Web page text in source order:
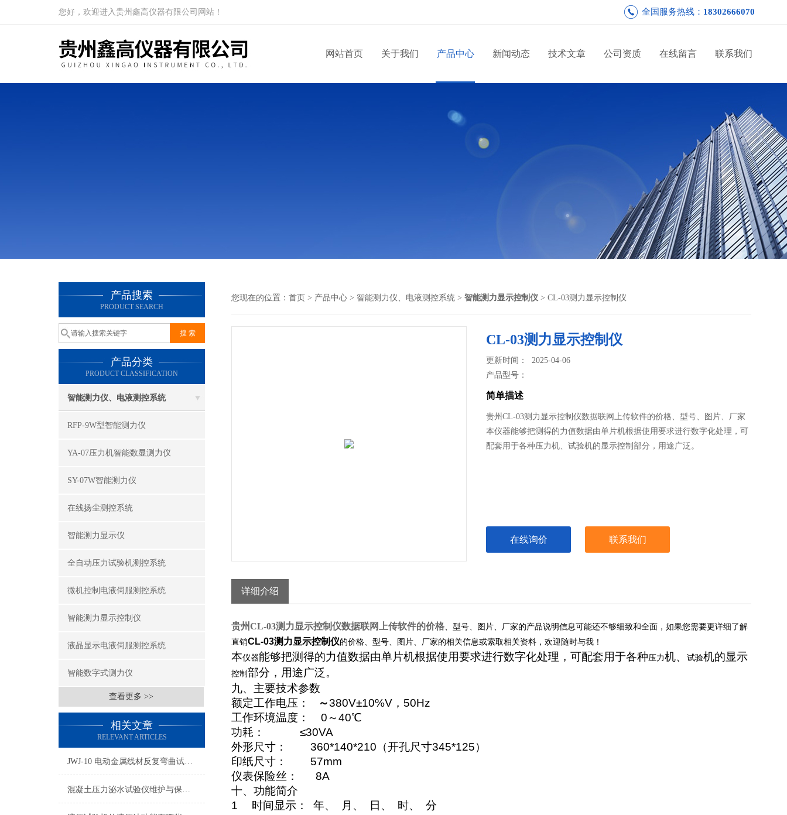
您好，欢迎进入贵州鑫高仪器有限公司网站！ 全国服务热线： 18302666070
网站首页 关于我们 产品中心 新闻动态 技术文章 公司资质 在线留言 联系我们
产品搜索
PRODUCT SEARCH
产品分类
PRODUCT CLASSIFICATION
智能测力仪、电液测控系统
RFP-9W型智能测力仪
YA-07压力机智能数显测力仪
SY-07W智能测力仪
在线扬尘测控系统
智能测力显示仪
全自动压力试验机测控系统
微机控制电液伺服测控系统
智能测力显示控制仪
液晶显示电液伺服测控系统
智能数字式测力仪
查看更多 >>
相关文章
RELEVANT ARTICLES
JWJ-10 电动金属线材反复弯曲试验机的用途
混凝土压力泌水试验仪维护与保养的方式
您现在的位置： 首页 > 产品中心 > 智能测力仪、电液测控系统 > 智能测力显示控制仪 > CL-03测力显示控制仪
CL-03测力显示控制仪
更新时间： 2025-04-06
产品型号：
简单描述
贵州CL-03测力显示控制仪数据联网上传软件的价格、型号、图片、厂家
本仪器能够把测得的力值数据由单片机根据使用要求进行数字化处理，可
配套用于各种压力机、试验机的显示控制部分，用途广泛。
在线询价 联系我们
详细介绍
贵州CL-03测力显示控制仪数据联网上传软件的价格 、型号、图片、厂家的产品说明信息可能还不够细致和全面，如果您需要更详细了解
直销CL-03测力显示控制仪的价格、型号、图片、厂家的相关信息或索取相关资料，欢迎随时与我！
本仪器能够把测得的力值数据由单片机根据使用要求进行数字化处理，可配套用于各种压力机、 试验机的显示
控制 部分，用途广泛。
九、主要技术参数
额定工作电压：
～380V±10%V ，50Hz
工作环境温度：
0 ～40℃
功耗：
≤30VA
外形尺寸：
360*140*210 （开孔尺寸345*125）
印纸尺寸：
57mm
仪表保险丝：
8A
十、功能简介
1
时间显示： 年、 月、 日、 时、
分